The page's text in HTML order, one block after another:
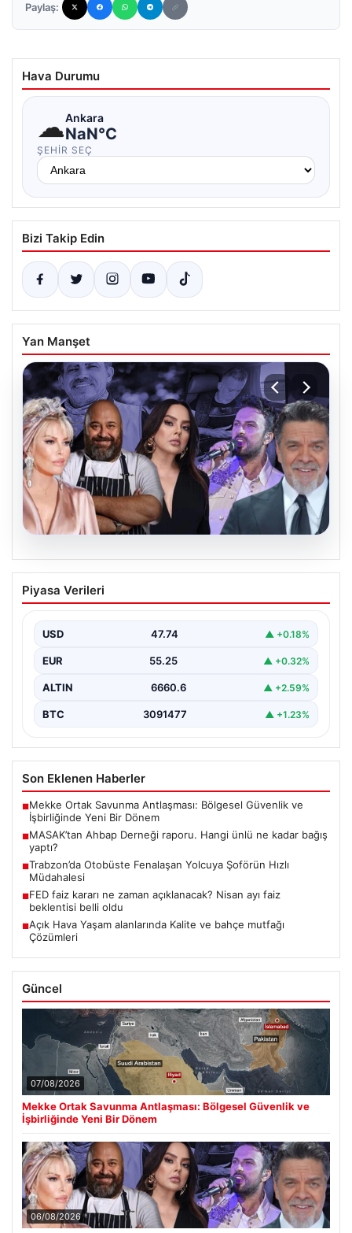
Paylaş:
Hava Durumu
☁Ankara
NaN°C
ŞEHIR SEÇ
Bizi Takip Edin
Yan Manşet
06.08.2026
MASAK’tan Ahbap Derneği raporu.
Hangi ünlü ne kadar bağış yaptı?
Bağışları ve Paranın Akibeti", "content": "Son dönemde
kamuoyunun…
Piyasa Verileri
USD 47.74 ▲ +0.18%
EUR 55.25 ▲ +0.32%
ALTIN 6660.6 ▲ +2.59%
BTC 3091477 ▲ +1.23%
Son Eklenen Haberler
■Mekke Ortak Savunma Antlaşması: Bölgesel Güvenlik ve
İşbirliğinde Yeni Bir Dönem
■MASAK’tan Ahbap Derneği raporu. Hangi ünlü ne kadar bağış
yaptı?
■Trabzon’da Otobüste Fenalaşan Yolcuya Şoförün Hızlı
Müdahalesi
■FED faiz kararı ne zaman açıklanacak? Nisan ayı faiz
beklentisi belli oldu
■Açık Hava Yaşam alanlarında Kalite ve bahçe mutfağı
Çözümleri
Güncel
07/08/2026
Mekke Ortak Savunma Antlaşması: Bölgesel Güvenlik ve
İşbirliğinde Yeni Bir Dönem
06/08/2026